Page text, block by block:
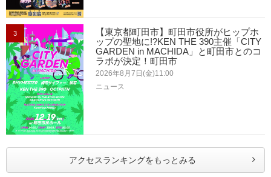
3
【東京都町田市】町田市役所がヒップホ
ップの聖地に!?KEN THE 390主催「CITY
GARDEN in MACHIDA」と町田市とのコ
ラボが決定！町田市
2026年8月7日(金)11:00
ニュース
アクセスランキングをもっとみる